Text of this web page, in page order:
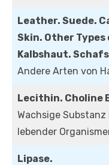
Leather. Suede.
Skin. Other Types
Kalbshaut.
Andere Arten von
Lecithin.
Wachsige
lebender
Lipase.